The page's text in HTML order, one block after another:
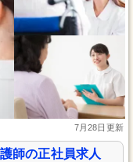
7月28日更新
師の正社員求人